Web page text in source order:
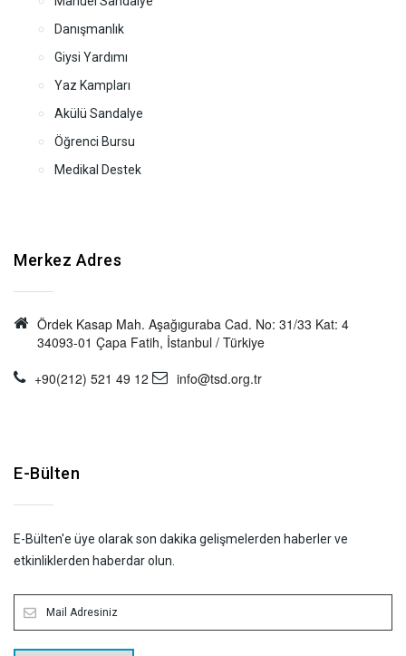
Danışmanlık
Giysi Yardımı
Yaz Kampları
Akülü Sandalye
Öğrenci Bursu
Medikal Destek
Merkez Adres
Ördek Kasap Mah. Aşağıguraba Cad. No: 31/33 Kat: 4
34093-01 Çapa Fatih, İstanbul / Türkiye
+90(212) 521 49 12
info@tsd.org.tr
E-Bülten
E-Bülten'e üye olarak son dakika gelişmelerden haberler ve
etkinliklerden haberdar olun.